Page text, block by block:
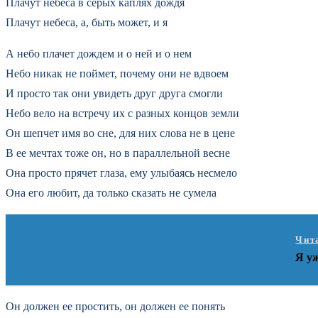
Плачут небеса, а, быть может, и я
А небо плачет дождем и о ней и о нем
Небо никак не поймет, почему они не вдвоем
И просто так они увидеть друг друга смогли
Небо вело на встречу их с разных концов земли
Он шепчет имя во сне, для них слова не в цене
В ее мечтах тоже он, но в параллельной весне
Она просто прячет глаза, ему улыбаясь несмело
Она его любит, да только сказать не сумела
Я
Он должен ее простить, он должен ее понять